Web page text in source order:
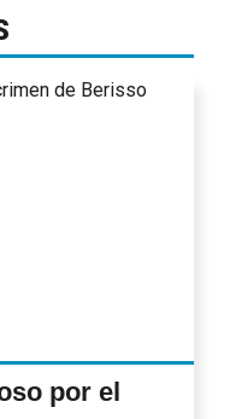
por el